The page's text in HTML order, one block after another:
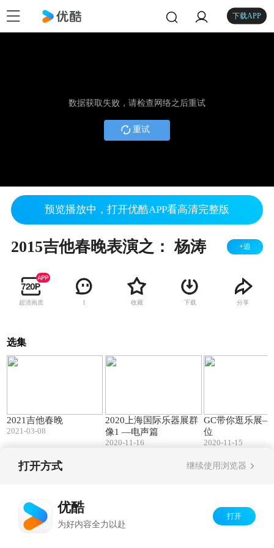
下载APP
数据获取失败，请检查网络之后重试
重试
预览播放中，打开优酷APP看高清完整版
2015吉他春晚表演之： 杨涛 +追
超清画质 1 收藏 下载 分享
选集
2021吉他春晚
2021-03-08
2020上海国际乐器展群
像1 —电声篇
2020-11-16
GC带你逛乐展—
位
2020-11-15
打开方式 继续使用浏览器
优酷
为好内容全力以赴
打开